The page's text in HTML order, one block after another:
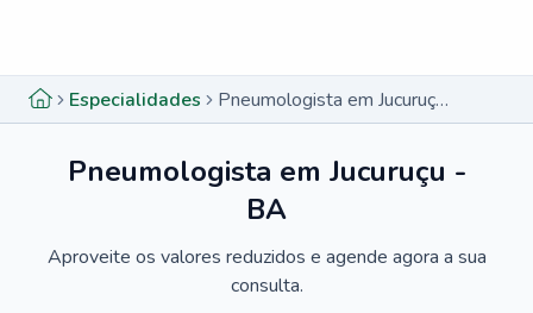
Especialidades Pneumologista em Jucuruçu - BA
Pneumologista em Jucuruçu -
BA
Aproveite os valores reduzidos e agende agora a sua
consulta.